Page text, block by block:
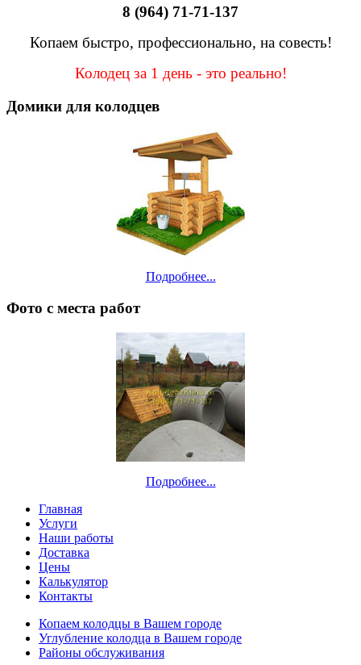
8 (964) 71-71-137
Копаем быстро, профессионально, на совесть!
Колодец за 1 день - это реально!
Домики для колодцев
Подробнее...
Фото с места работ
Подробнее...
Главная
Услуги
Наши работы
Доставка
Цены
Калькулятор
Контакты
Копаем колодцы в Вашем городе
Углубление колодца в Вашем городе
Районы обслуживания